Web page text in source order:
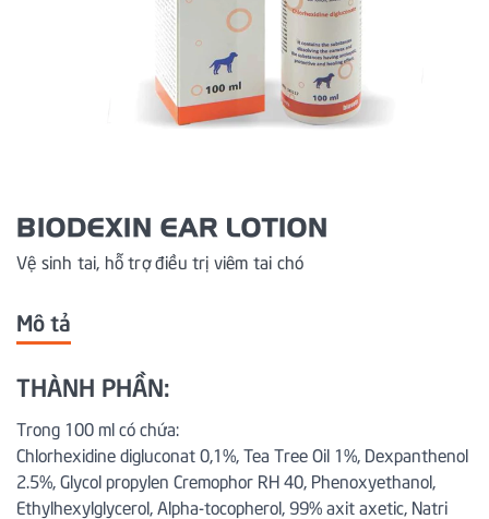
BIODEXIN EAR LOTION
Vệ sinh tai, hỗ trợ điều trị viêm tai chó
Mô tả
THÀNH PHẦN:
Trong 100 ml có chứa:
Chlorhexidine digluconat 0,1%, Tea Tree Oil 1%, Dexpanthenol
2.5%, Glycol propylen Cremophor RH 40, Phenoxyethanol,
Ethylhexylglycerol, Alpha-tocopherol, 99% axit axetic, Natri